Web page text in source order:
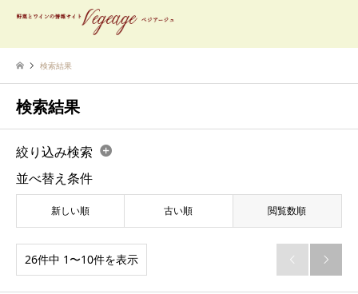
検索結果
検索結果
絞り込み検索
並べ替え条件
新しい順 古い順 閲覧数順
26件中 1〜10件を表示  